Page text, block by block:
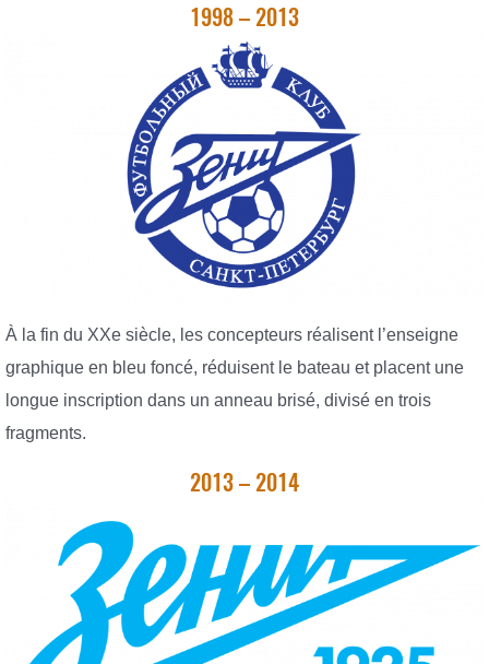
1998 – 2013
À la fin du XXe siècle, les concepteurs réalisent l’enseigne
graphique en bleu foncé, réduisent le bateau et placent une
longue inscription dans un anneau brisé, divisé en trois
fragments.
2013 – 2014